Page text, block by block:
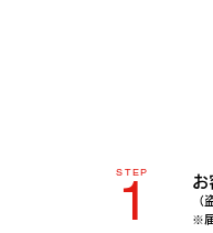
1
STEP
お
（
※